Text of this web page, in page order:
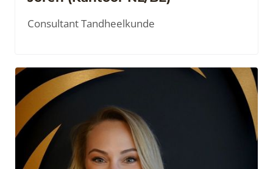
Consultant Tandheelkunde